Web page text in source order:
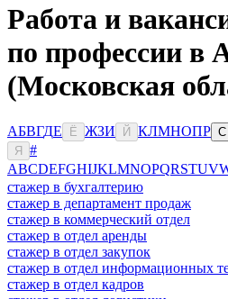
Работа и
по профессии в
(Московская
АБВГДЕ Ё ЖЗИ Й КЛМНОПР С
Я
#
ABCDEFGHIJKLMNOPQRSTUV
стажер в бухгалтерию
стажер в департамент продаж
стажер в коммерческий отдел
стажер в отдел аренды
стажер в отдел закупок
стажер в отдел информационных
стажер в отдел кадров